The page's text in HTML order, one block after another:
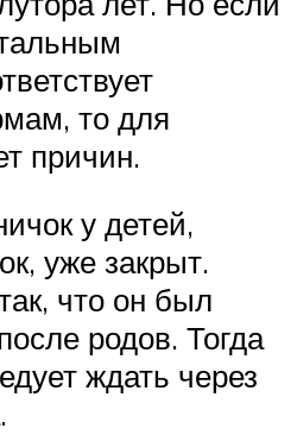
то для
причин.
у детей,
уже закрыт.
что он был
родов. Тогда
ждать через